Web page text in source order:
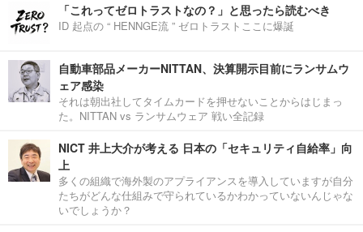
「これってゼロトラストなの？」と思ったら読むべき
ID 起点の “ HENNGE流 ” ゼロトラストここに爆誕
自動車部品メーカーNITTAN、決算開示目前にランサムウ
ェア感染
それは朝出社してタイムカードを押せないことからはじまっ
た。NITTAN vs ランサムウェア 戦い全記録
NICT 井上大介が考える 日本の「セキュリティ自給率」向
上
多くの組織で海外製のアプライアンスを導入していますが自分
たちがどんな仕組みで守られているかわかっていないんじゃな
いでしょうか？